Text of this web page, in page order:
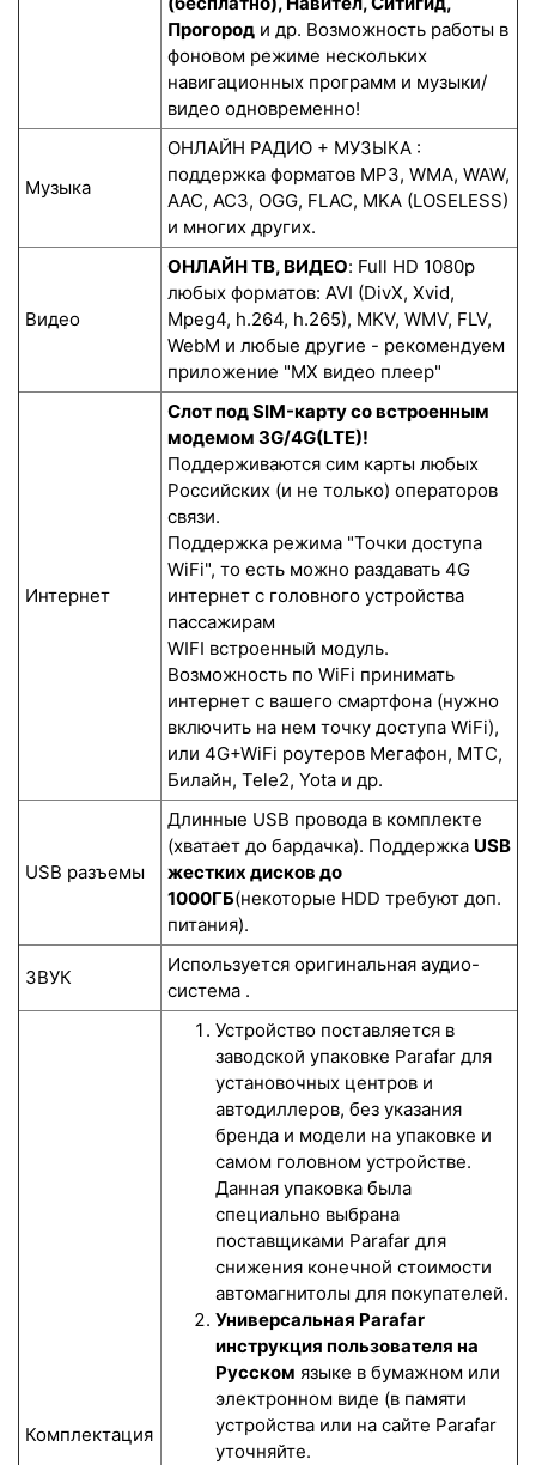
Прогород и др. Возможность работы в
фоновом режиме нескольких
навигационных программ и музыки/
видео одновременно!
Музыка
ОНЛАЙН РАДИО + МУЗЫКА :
поддержка форматов MP3, WMA, WAW,
AAC, AC3, OGG, FLAC, MKA (LOSELESS)
и многих других.
Видео
ОНЛАЙН ТВ, ВИДЕО: Full HD 1080p
любых форматов: AVI (DivX, Xvid,
Mpeg4, h.264, h.265), MKV, WMV, FLV,
WebM и любые другие - рекомендуем
приложение "MX видео плеер"
Интернет
Слот под SIM-карту со встроенным
модемом 3G/4G(LTE)!
Поддерживаются сим карты любых
Российских (и не только) операторов
связи.
Поддержка режима "Точки доступа
WiFi", то есть можно раздавать 4G
интернет с головного устройства
пассажирам
WIFI встроенный модуль.
Возможность по WiFi принимать
интернет с вашего смартфона (нужно
включить на нем точку доступа WiFi),
или 4G+WiFi роутеров Мегафон, МТС,
Билайн, Tele2, Yota и др.
USB разъемы
Длинные USB провода в комплекте
(хватает до бардачка). Поддержка USB
жестких дисков до
1000ГБ(некоторые HDD требуют доп.
питания).
ЗВУК
Используется оригинальная аудио-
система .
Комплектация
Устройство поставляется в
заводской упаковке Parafar для
установочных центров и
автодиллеров, без указания
бренда и модели на упаковке и
самом головном устройстве.
Данная упаковка была
специально выбрана
поставщиками Parafar для
снижения конечной стоимости
автомагнитолы для покупателей.
Универсальная Parafar
инструкция пользователя на
Русском языке в бумажном или
электронном виде (в памяти
устройства или на сайте Parafar
уточняйте.